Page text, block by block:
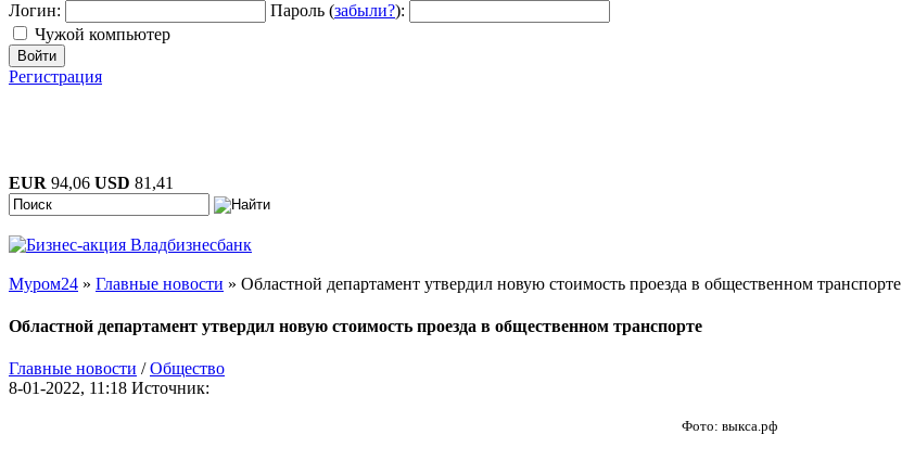
Логин: Пароль (забыли?):
Чужой компьютер
Войти
Регистрация
EUR 94,06 USD 81,41
Муром24 » Главные новости » Областной департамент утвердил новую стоимость проезда в общественном транспорте
Областной департамент утвердил новую стоимость проезда в общественном транспорте
Главные новости /Общество
8-01-2022, 11:18 Источник:
Фото: выкса.рф